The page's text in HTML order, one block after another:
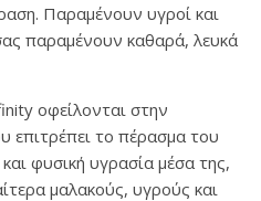
Παραμένουν υγροί και
παραμένουν καθαρά, λευκά
οφείλονται στην
επιτρέπει το πέρασμα του
φυσική υγρασία μέσα της,
μαλακούς, υγρούς και